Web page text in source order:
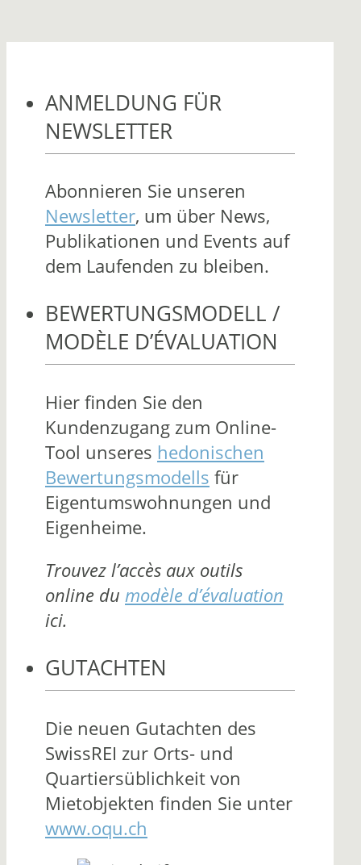
ANMELDUNG FÜR
NEWSLETTER
Abonnieren Sie unseren
Newsletter, um über News,
Publikationen und Events auf
dem Laufenden zu bleiben.
BEWERTUNGSMODELL /
MODÈLE D’ÉVALUATION
Hier finden Sie den
Kundenzugang zum Online-
Tool unseres hedonischen
Bewertungsmodells für
Eigentumswohnungen und
Eigenheime.
Trouvez l’accès aux outils
online du modèle d’évaluation
ici.
GUTACHTEN
Die neuen Gutachten des
SwissREI zur Orts- und
Quartiersüblichkeit von
Mietobjekten finden Sie unter
www.oqu.ch